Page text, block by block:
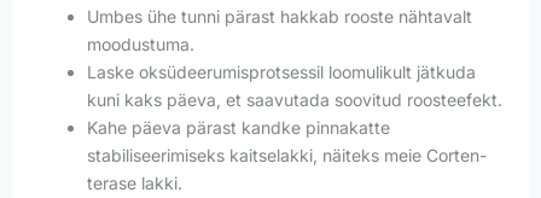
Umbes ühe tunni pärast hakkab rooste nähtavalt
moodustuma.
Laske oksüdeerumisprotsessil loomulikult jätkuda
kuni kaks päeva, et saavutada soovitud roosteefekt.
Kahe päeva pärast kandke pinnakatte
stabiliseerimiseks kaitselakki, näiteks meie Corten-
terase lakki.